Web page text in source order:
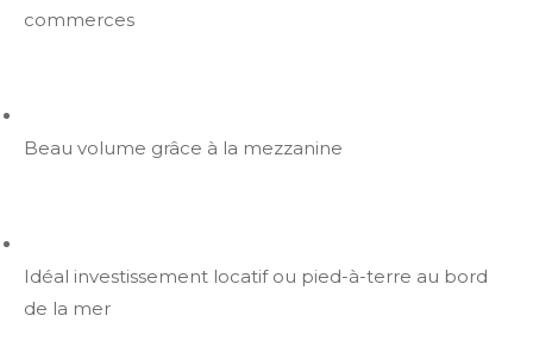
commerces
Beau volume grâce à la mezzanine
Idéal investissement locatif ou pied-à-terre au bord
de la mer